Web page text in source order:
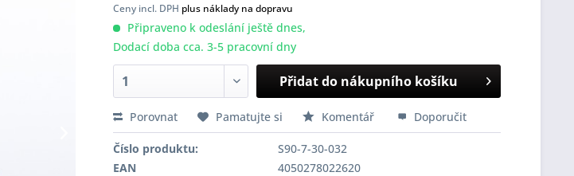
Ceny incl. DPH plus náklady na dopravu
Připraveno k odeslání ještě dnes,
Dodací doba cca. 3-5 pracovní dny
Přidat do nákupního košíku
Porovnat Pamatujte si Komentář Doporučit
Číslo produktu:
S90-7-30-032
EAN
4050278022620